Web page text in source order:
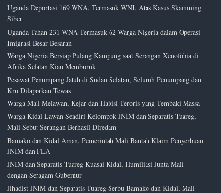
Uganda Deportasi 169 WNA, Termasuk WNI, Atas Kasus Skamming
Siber
Uganda Tahan 231 WNA Termasuk 62 Warga Nigeria dalam Operasi
Imigrasi Besar-Besaran
Warga Nigeria Bersiap Pulang Kampung saat Serangan Xenofobia di
Afrika Selatan Kian Memburuk
Pesawat Penumpang Jatuh di Sudan Selatan, Seluruh Penumpang dan
Kru Dilaporkan Tewas
Warga Mali Melawan, Kejar dan Habisi Teroris yang Tembaki Massa
Warga Kidal Lawan Sendiri Kelompok JNIM dan Separatis Tuareg,
Mali Sebut Serangan Berhasil Diredam
Bamako dan Kidal Aman, Pemerintah Mali Bantah Klaim Penyerbuan
JNIM dan FLA
JNIM dan Separatis Tuareg Kuasai Kidal, Humiliasi Junta Mali
dengan Seragam Gubernur
Jihadist JNIM dan Separatis Tuareg Serbu Bamako dan Kidal, Mali